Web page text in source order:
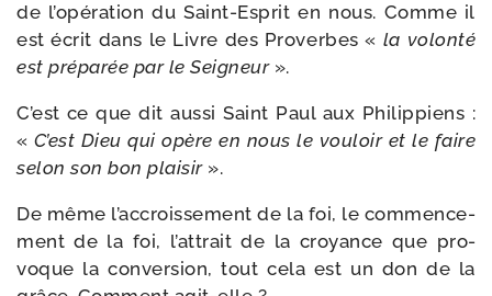
de l’opération du Saint-​Esprit en nous. Comme il
est écrit dans le Livre des Proverbes « la volon­té
est pré­pa­rée par le Seigneur ».
C’est ce que dit aus­si Saint Paul aux Philippiens :
« C’est Dieu qui opère en nous le vou­loir et le faire
selon son bon plai­sir».
De même l’accroissement de la foi, le com­men­ce­
ment de la foi, l’attrait de la croyance que pro­
voque la conver­sion, tout cela est un don de la